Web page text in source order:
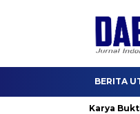
BERITA
Hutama Karya Buktikan